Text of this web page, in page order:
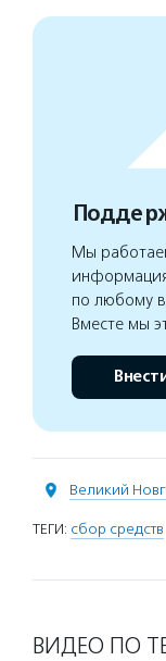
Мы
по любому
Вместе мы
Великий
ТЕГИ: сбор средств
ВИДЕО ПО